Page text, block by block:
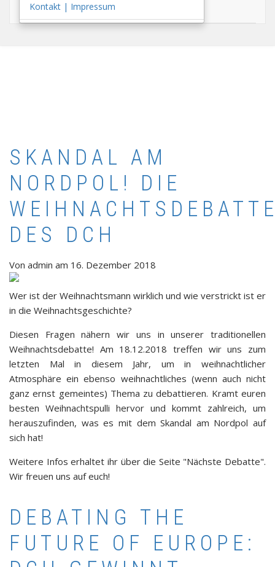
Kontakt | Impressum
SKANDAL AM
NORDPOL! DIE
DES DCH
Von admin am 16. Dezember 2018
Wer ist der Weihnachtsmann wirklich und wie verstrickt ist er
in die Weihnachtsgeschichte?
Diesen Fragen nähern wir uns in unserer traditionellen
Weihnachtsdebatte! Am 18.12.2018 treffen wir uns zum
letzten Mal in diesem Jahr, um in weihnachtlicher
Atmosphäre ein ebenso weihnachtliches (wenn auch nicht
ganz ernst gemeintes) Thema zu debattieren. Kramt euren
besten Weihnachtspulli hervor und kommt zahlreich, um
herauszufinden, was es mit dem Skandal am Nordpol auf
sich hat!
Weitere Infos erhaltet ihr über die Seite "Nächste Debatte".
Wir freuen uns auf euch!
DEBATING THE
FUTURE OF EUROPE: